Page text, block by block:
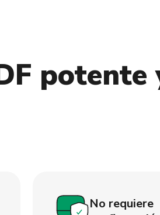
potente
No requiere